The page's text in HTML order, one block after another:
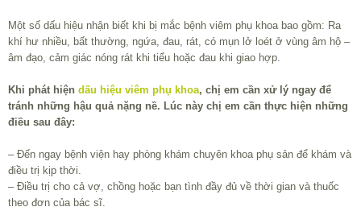
Một số dấu hiệu nhận biết khi bị mắc bệnh viêm phụ khoa bao gồm: Ra
khí hư nhiều, bất thường, ngứa, đau, rát, có mụn lở loét ở vùng âm hộ –
âm đạo, cảm giác nóng rát khi tiểu hoặc đau khi giao hợp.
Khi phát hiện dấu hiệu viêm phụ khoa, chị em cần xử lý ngay để
tránh những hậu quả nặng nề. Lúc này chị em cần thực hiện những
điều sau đây:
– Đến ngay bệnh viện hay phòng khám chuyên khoa phụ sản để khám và
điều trị kịp thời.
– Điều trị cho cả vợ, chồng hoặc bạn tình đầy đủ về thời gian và thuốc
theo đơn của bác sĩ.